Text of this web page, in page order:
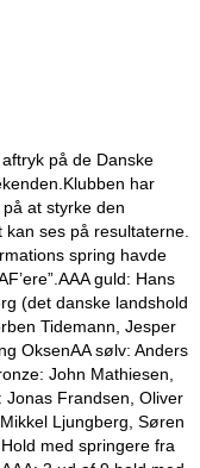
på de Danske
Klubben har
at styrke den
ses på resultaterne.
spring havde
AAA guld: Hans
(det danske landshold
Tidemann, Jesper
OksenAA sølv: Anders
John Mathiesen,
Jonas Frandsen, Oliver
Ljungberg, Søren
med springere fra